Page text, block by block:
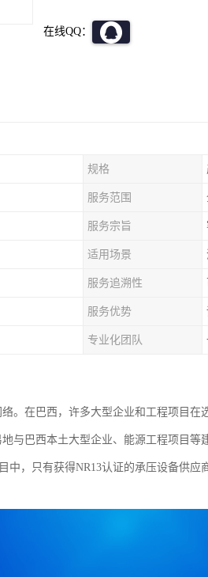
在线QQ：
规格
服务范围
服务宗旨
适用场景
服务追溯性
服务优势
专业化团队
。在巴西，许多大型企业和工程项目在
与巴西本土大型企业、能源工程项目等
中，只有获得NR13认证的承压设备供应